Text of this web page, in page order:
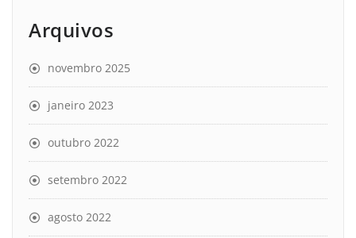
Arquivos
novembro 2025
janeiro 2023
outubro 2022
setembro 2022
agosto 2022